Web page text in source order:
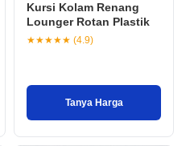
Kursi Kolam Renang
Lounger Rotan Plastik
★★★★★ (4.9)
Tanya Harga